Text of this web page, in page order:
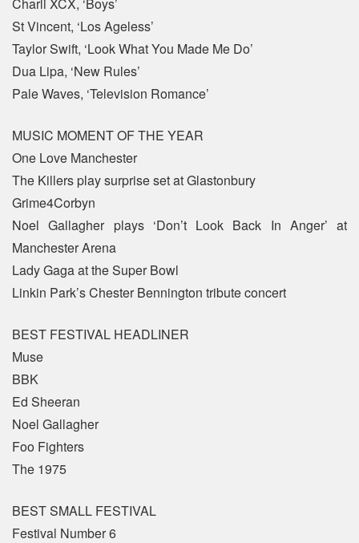
Charli XCX, ‘Boys’
St Vincent, ‘Los Ageless’
Taylor Swift, ‘Look What You Made Me Do’
Dua Lipa, ‘New Rules’
Pale Waves, ‘Television Romance’
MUSIC MOMENT OF THE YEAR
One Love Manchester
The Killers play surprise set at Glastonbury
Grime4Corbyn
Noel Gallagher plays ‘Don’t Look Back In Anger’ at
Manchester Arena
Lady Gaga at the Super Bowl
Linkin Park’s Chester Bennington tribute concert
BEST FESTIVAL HEADLINER
Muse
BBK
Ed Sheeran
Noel Gallagher
Foo Fighters
The 1975
BEST SMALL FESTIVAL
Festival Number 6